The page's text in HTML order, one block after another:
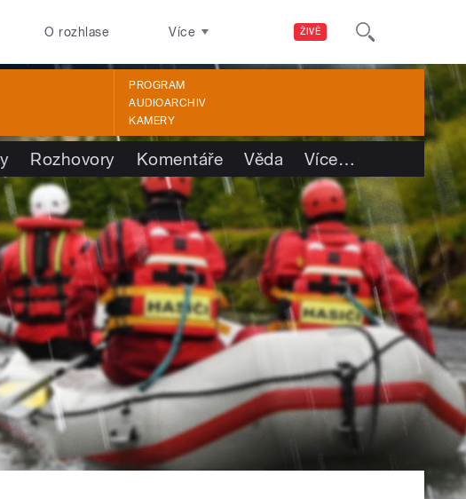
ŽIVĚ
O rozhlase Více
PROGRAM
AUDIOARCHIV
KAMERY
Rozhovory Komentáře Věda Více…